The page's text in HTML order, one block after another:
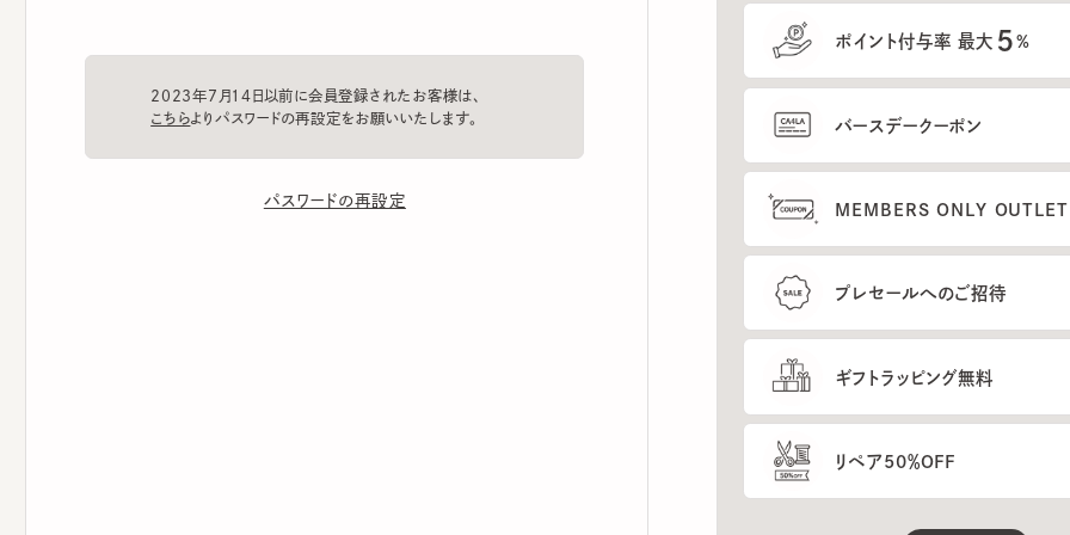
2023年7月14日以前に会員登録されたお客様は、
パスワードの再設定
ポイント付与率 最大 %
バースデークーポン
MEMBERS ONLY OUTLETのご
プレセールへのご招待
ギフトラッピング無料
リペア50％OFF